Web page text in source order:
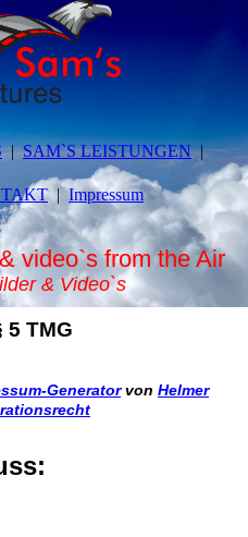
SAM`S LEISTUNGEN
Impressum
video`s from the Air
& Video`s
5 TMG
Generatorvon Helmer